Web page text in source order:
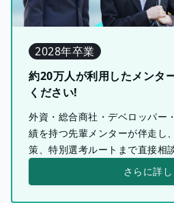
2028年卒業
約20万人が利用したメンタ
ください!
外資・総合商社・デベロッパー
績を持つ先輩メンターが伴走し
策、特別選考ルートまで直接相
さらに詳し